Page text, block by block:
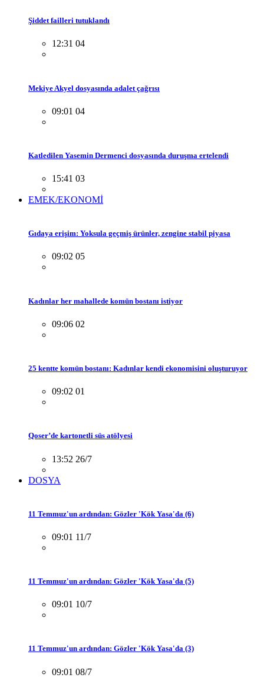
Şiddet failleri tutuklandı
12:31 04
Mekiye Akyel dosyasında adalet çağrısı
09:01 04
Katledilen Yasemin Dermenci dosyasında duruşma ertelendi
15:41 03
EMEK/EKONOMİ
Gıdaya erişim: Yoksula geçmiş ürünler, zengine stabil piyasa
09:02 05
Kadınlar her mahallede komün bostanı istiyor
09:06 02
25 kentte komün bostanı: Kadınlar kendi ekonomisini oluşturuyor
09:02 01
Qoser’de kartonetli süs atölyesi
13:52 26/7
DOSYA
11 Temmuz'un ardından: Gözler 'Kök Yasa'da (6)
09:01 11/7
11 Temmuz'un ardından: Gözler 'Kök Yasa'da (5)
09:01 10/7
11 Temmuz'un ardından: Gözler 'Kök Yasa'da (3)
09:01 08/7